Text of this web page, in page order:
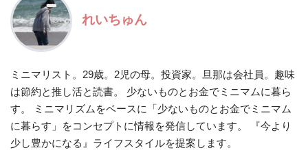
れいちゅん
ミニマリスト。29歳。2児の母。投資家。旦那は会社員。趣味
は節約と推し活と読書。 少ないものとお金でミニマムに暮ら
す。 ミニマリズムをベースに「少ないものとお金でミニマム
に暮らす」をコンセプトに情報を発信しています。 『今より
少し豊かになる』ライフスタイルを提案します。